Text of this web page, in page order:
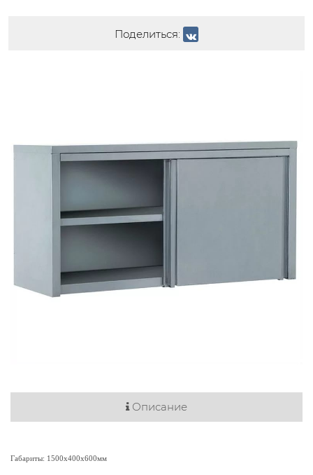
Поделиться:
Описание
Габариты: 1500х400х600мм